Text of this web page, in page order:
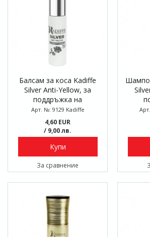
Балсам за коса Kadiffe
Silver Anti-Yellow, за
поддръжка на
светлоруси до
пепеляворуси коси, 50 мл
Арт. №: 9129 Kadiffe
4,60 EUR
/ 9,00 лв.
Купи
За сравнение